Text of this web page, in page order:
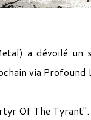
a dévoilé un
via Profound
Of The Tyrant".